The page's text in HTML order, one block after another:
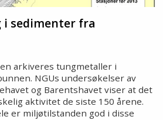
sedimenter fra
arkiveres tungmetaller i
NGUs undersøkelser av
og Barentshavet viser at det
aktivitet de siste 150 årene.
er miljøtilstanden god i disse